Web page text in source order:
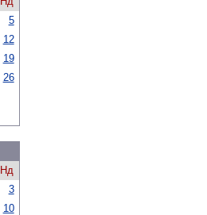
5
12
19
26
Нд
3
10